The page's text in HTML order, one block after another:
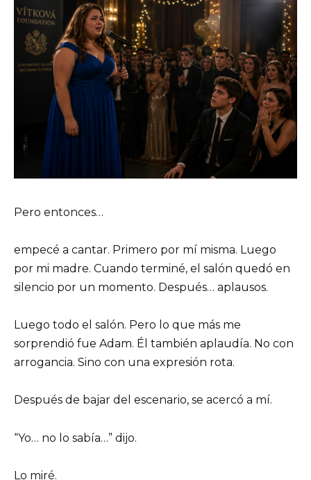
Pero entonces…
empecé a cantar. Primero por mí misma. Luego
por mi madre. Cuando terminé, el salón quedó en
silencio por un momento. Después… aplausos.
Luego todo el salón. Pero lo que más me
sorprendió fue Adam. Él también aplaudía. No con
arrogancia. Sino con una expresión rota.
Después de bajar del escenario, se acercó a mí.
“Yo… no lo sabía…” dijo.
Lo miré.